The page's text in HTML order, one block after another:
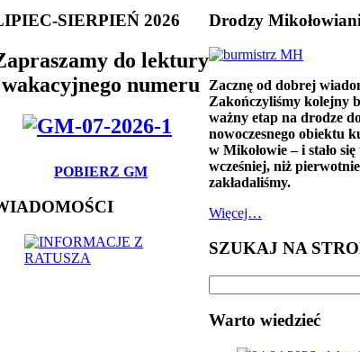
SIERPIEŃ 2026
do lektury
wakacyjnego numeru
POBIERZ GM
Drodzy
Zacznę od dobrej
Zakończyliśmy kolejny
ważny etap na drodze
nowoczesnego obiektu
w Mikołowie – i stało się
wcześniej, niż pierwotnie
zakładaliśmy.
Więcej…
SZUKAJ NA
Warto wiedzieć